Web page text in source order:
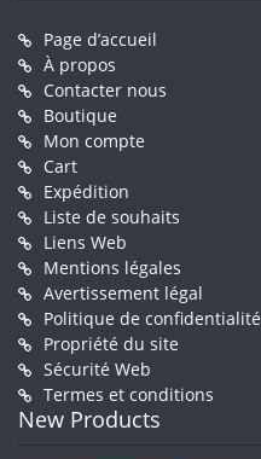
Page d’accueil
À propos
Contacter nous
Boutique
Mon compte
Cart
Expédition
Liste de souhaits
Liens Web
Mentions légales
Avertissement légal
Politique de confidentialité
Propriété du site
Sécurité Web
Termes et conditions
New Products